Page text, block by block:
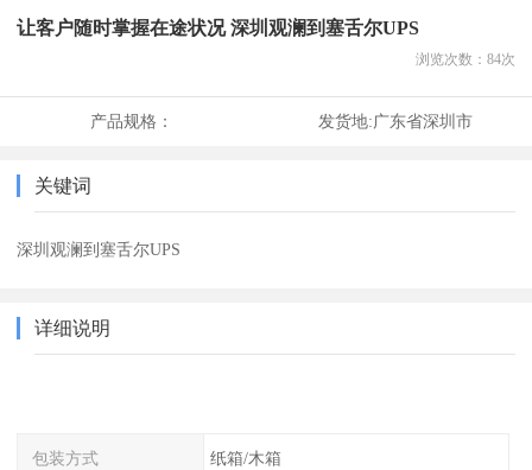
让客户随时掌握在途状况 深圳观澜到塞舌尔UPS
浏览次数： 84次
产品规格： 发货地:广东省深圳市
关键词
深圳观澜到塞舌尔UPS
详细说明
包装方式 纸箱/木箱